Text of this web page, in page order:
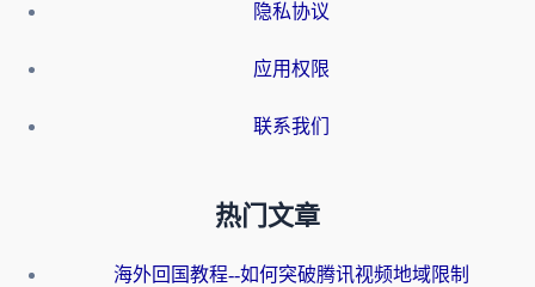
隐私协议
应用权限
联系我们
热门文章
海外回国教程--如何突破腾讯视频地域限制